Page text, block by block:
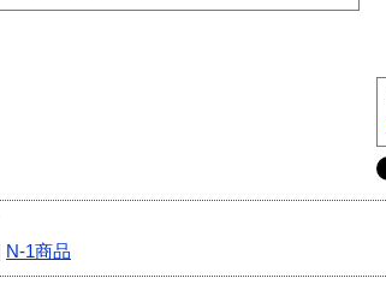
N-1商品